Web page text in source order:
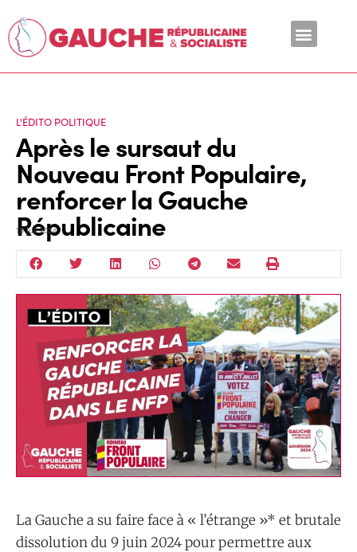
L'ÉDITO POLITIQUE
Après le sursaut du
Nouveau Front Populaire,
renforcer la Gauche
Républicaine
19 Juil 2024
La Gauche a su faire face à « l’étrange »* et brutale
dissolution du 9 juin 2024 pour permettre aux